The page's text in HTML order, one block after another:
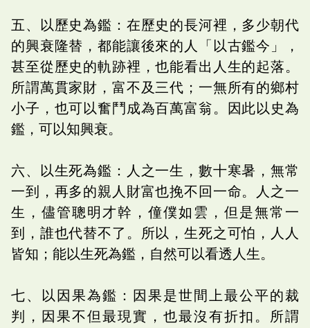
五、以歷史為鑑：在歷史的長河裡，多少朝代
的興衰隆替，都能讓後來的人「以古鑑今」，
甚至從歷史的軌跡裡，也能看出人生的起落。
所謂萬貫家財，富不及三代；一無所有的鄉村
小子，也可以奮鬥成為百萬富翁。因此以史為
鑑，可以知興衰。
六、以生死為鑑：人之一生，數十寒暑，無常
一到，再多的親人財富也挽不回一命。人之一
生，儘管聰明才幹，僮僕如雲，但是無常一
到，誰也代替不了。所以，生死之可怕，人人
皆知；能以生死為鑑，自然可以看透人生。
七、以因果為鑑：因果是世間上最公平的裁
判，因果不但最現實，也最沒有折扣。所謂